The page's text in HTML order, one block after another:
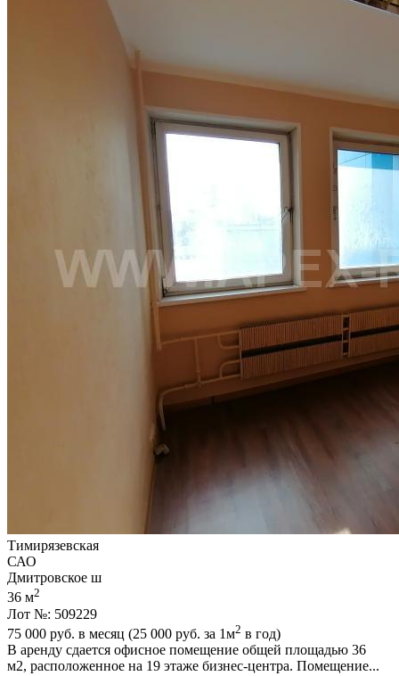
Тимирязевская
САО
Дмитровское ш
36 м2
Лот №: 509229
75 000 руб. в месяц (25 000 руб. за 1м2 в год)
В аренду сдается офисное помещение общей площадью 36
м2,­ расположенное на 19 этаже бизнес-центра. Помещение...